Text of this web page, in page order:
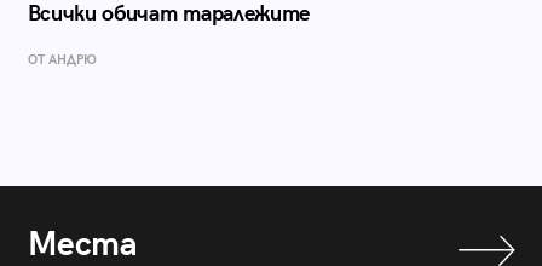
Всички обичат таралежите
ОТ АНДРЮ
Места